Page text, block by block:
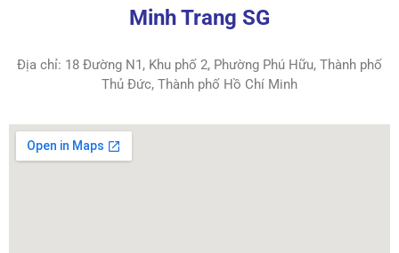
Minh Trang SG
Địa chỉ: 18 Đường N1, Khu phố 2, Phường Phú Hữu, Thành phố
Thủ Đức, Thành phố Hồ Chí Minh